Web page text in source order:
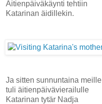
Äitienpäiväkäynti tehtiin
Katarinan äidillekin.
Ja sitten sunnuntaina meille
tuli äitienpäivävierailulle
Katarinan tytär Nadja